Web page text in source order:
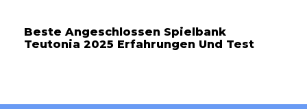
Beste Angeschlossen Spielbank
Teutonia 2025 Erfahrungen Und Test